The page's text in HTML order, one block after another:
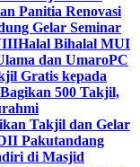
Panitia Renovasi
Gelar Seminar
Halal Bihalal MUI
dan UmaroPC
Gratis kepada
500 Takjil,
Takjil dan Gelar
Pakutandang
di Masjid